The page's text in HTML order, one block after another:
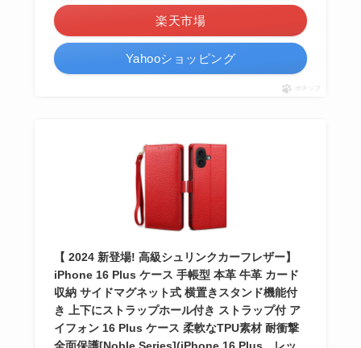
楽天市場
Yahooショッピング
ポチップ
【 2024 新登場! 高級シュリンクカーフレザー】
iPhone 16 Plus ケース 手帳型 本革 牛革 カード
収納 サイドマグネット式 横置きスタンド機能付
き 上下にストラップホール付き ストラップ付 ア
イフォン 16 Plus ケース 柔軟なTPU素材 耐衝撃
全面保護[Noble Series](iPhone 16 Plus、レッ